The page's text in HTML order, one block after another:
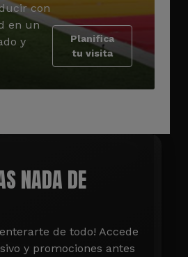
con
en un
y
Planifica
tu visita
NADA DE
de todo! Accede
y promociones antes